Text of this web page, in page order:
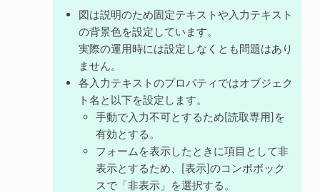
図は説明のため固定テキストや入力テキスト
の背景色を設定しています。
実際の運用時には設定しなくとも問題はあり
ません。
各入力テキストのプロパティではオブジェク
ト名と以下を設定します。
手動で入力不可とするため[読取専用]を
有効とする。
フォームを表示したときに項目として非
表示とするため、[表示]のコンボボック
スで「非表示」を選択する。